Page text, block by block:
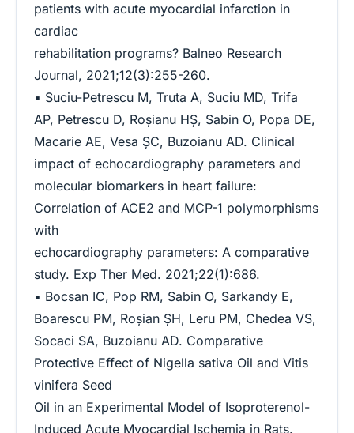
patients with acute myocardial infarction in
cardiac
rehabilitation programs? Balneo Research
Journal, 2021;12(3):255-260.
▪ Suciu-Petrescu M, Truta A, Suciu MD, Trifa
AP, Petrescu D, Roșianu HȘ, Sabin O, Popa DE,
Macarie AE, Vesa ȘC, Buzoianu AD. Clinical
impact of echocardiography parameters and
molecular biomarkers in heart failure:
Correlation of ACE2 and MCP-1 polymorphisms
with
echocardiography parameters: A comparative
study. Exp Ther Med. 2021;22(1):686.
▪ Bocsan IC, Pop RM, Sabin O, Sarkandy E,
Boarescu PM, Roşian ŞH, Leru PM, Chedea VS,
Socaci SA, Buzoianu AD. Comparative
Protective Effect of Nigella sativa Oil and Vitis
vinifera Seed
Oil in an Experimental Model of Isoproterenol-
Induced Acute Myocardial Ischemia in Rats.